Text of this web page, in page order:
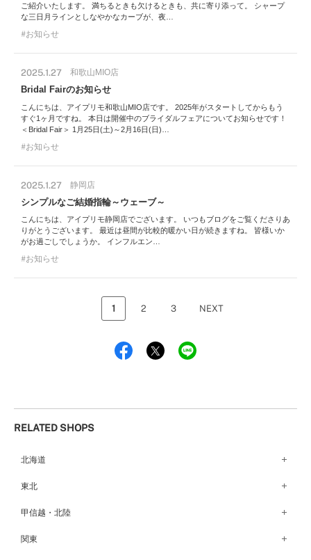
ご紹介いたします。 満ちるときも欠けるときも、共に寄り添って。 シャープ
な三日月ラインとしなやかなカーブが、夜…
お知らせ
2025.1.27 和歌山MIO店
Bridal Fairのお知らせ
こんにちは、アイプリモ和歌山MIO店です。 2025年がスタートしてからもう
すぐ1ヶ月ですね。 本日は開催中のブライダルフェアについてお知らせです！
＜Bridal Fair＞ 1月25日(土)～2月16日(日)…
お知らせ
2025.1.27 静岡店
シンプルなご結婚指輪～ウェーブ～
こんにちは、アイプリモ静岡店でございます。 いつもブログをご覧くださりあ
りがとうございます。 最近は昼間が比較的暖かい日が続きますね。 皆様いか
がお過ごしでしょうか。 インフルエン…
お知らせ
1 2 3 NEXT
RELATED SHOPS
北海道
札幌店（134）
東北
弘前パークホテル店（180）
甲信越・北陸
甲府店（63）
関東